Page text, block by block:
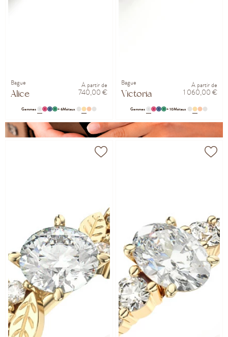
Bague
Alice
À partir de
740,00 €
Gemmes + 6Métaux
Bague
Victoria
À partir de
1 060,00 €
Gemmes + 10Métaux